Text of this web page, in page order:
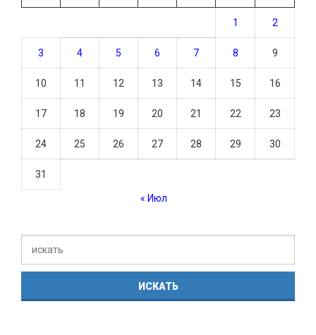
1 2
3 4 5 6 7 8 9
10 11 12 13 14 15 16
17 18 19 20 21 22 23
24 25 26 27 28 29 30
31
« Июл